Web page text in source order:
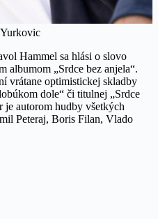
Hammel sa hlási o slovo
albumom „Srdce bez anjela“.
vrátane optimistickej skladby
dole“ či titulnej „Srdce
je autorom hudby všetkých
Peteraj, Boris Filan, Vlado